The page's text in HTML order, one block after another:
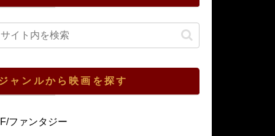
ャンルから映画を探す
ファンタジー